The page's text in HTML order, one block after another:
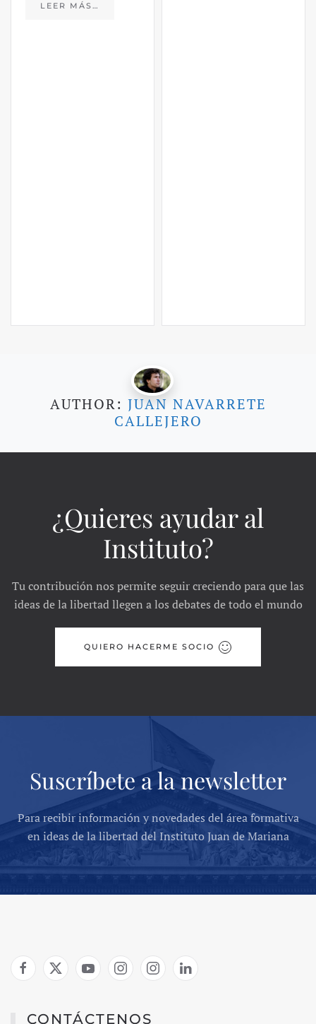
LEER MÁS…
AUTHOR: JUAN NAVARRETE
CALLEJERO
¿Quieres ayudar al
Instituto?
Tu contribución nos permite seguir creciendo para que las
ideas de la libertad llegen a los debates de todo el mundo
QUIERO HACERME SOCIO
Suscríbete a la newsletter
Para recibir información y novedades del área formativa
en ideas de la libertad del Instituto Juan de Mariana
CONTÁCTENOS